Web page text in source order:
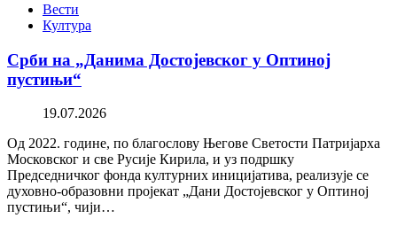
Вести
Култура
Срби на „Данима Достојевског у Оптиној
пустињи“
19.07.2026
Од 2022. године, по благослову Његове Светости Патријарха
Московског и све Русије Кирила, и уз подршку
Председничког фонда културних иницијатива, реализује се
духовно-образовни пројекат „Дани Достојевског у Оптиној
пустињи“, чији…